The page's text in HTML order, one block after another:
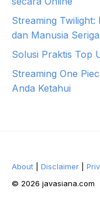
Streaming Twilight:
dan Manusia
Solusi Praktis Top
Streaming One
Anda Ketahui
About Disclaimer
© 2026 javasiana.com